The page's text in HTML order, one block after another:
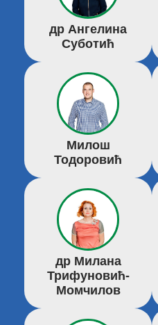
др Ангелина
Суботић
Милош
Тодоровић
др Милана
Трифуновић-
Момчилов